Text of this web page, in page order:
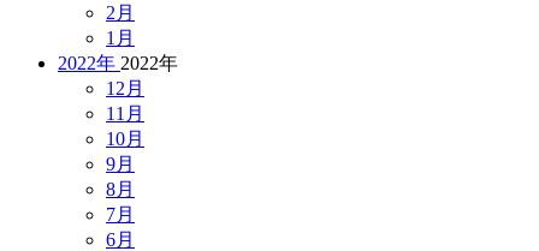
2月
1月
2022年 2022年
12月
11月
10月
9月
8月
7月
6月